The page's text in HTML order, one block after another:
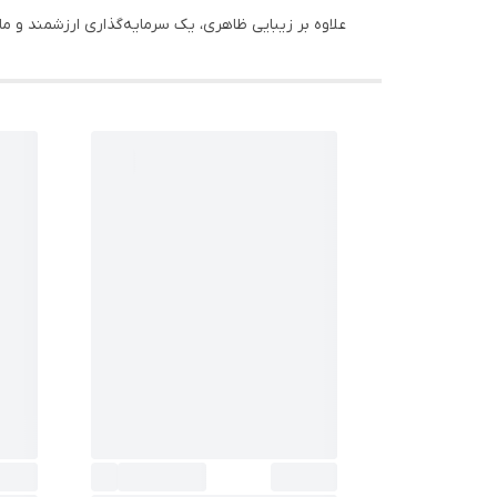
علاوه بر زیبایی ظاهری، یک سرمایه‌گذاری ارزشمند و